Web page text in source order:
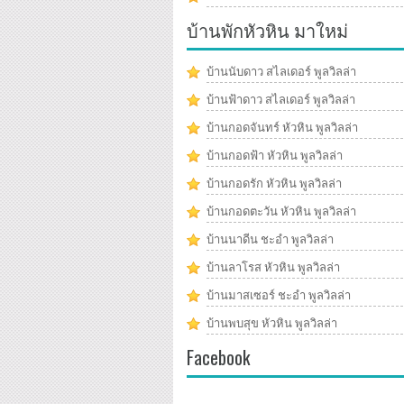
บ้านพักหัวหิน มาใหม่
บ้านนับดาว สไลเดอร์ พูลวิลล่า
บ้านฟ้าดาว สไลเดอร์ พูลวิลล่า
บ้านกอดจันทร์ หัวหิน พูลวิลล่า
บ้านกอดฟ้า หัวหิน พูลวิลล่า
บ้านกอดรัก หัวหิน พูลวิลล่า
บ้านกอดตะวัน หัวหิน พูลวิลล่า
บ้านนาดีน ชะอำ พูลวิลล่า
บ้านลาโรส หัวหิน พูลวิลล่า
บ้านมาสเซอร์ ชะอำ พูลวิลล่า
บ้านพบสุข หัวหิน พูลวิลล่า
Facebook